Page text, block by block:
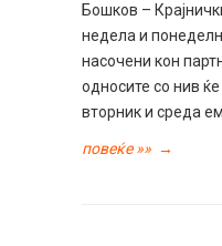
Бошков –
недела и
насочени кон
односите со нив
вторник и среда
повеќе »» →